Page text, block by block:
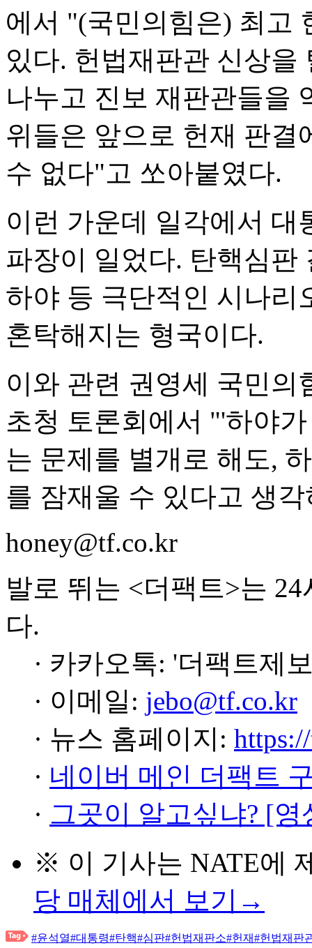
에서 "(국민의힘은) 최고
있다. 헌법재판관 신상을
나누고 진보 재판관들을
위들은 앞으로 헌재 판결
수 없다"고 쏘아붙였다.
이런 가운데 일각에서 대
파장이 일었다. 탄핵심판
하야 등 극단적인 시나리
혼탁해지는 형국이다.
이와 관련 권영세 국민의
초청 토론회에서 "'하야
는 문제를 별개로 해도,
를 잠재울 수 있다고 생
honey@tf.co.kr
발로 뛰는 <더팩트>는
다.
· 카카오톡: '더팩트제
· 이메일: jebo@tf.co.kr
· 뉴스 홈페이지:
· 네이버 메인 더팩트
· 그곳이 알고싶냐? [
※ 이 기사는 NATE에
당 매체에서 보기→
#윤석열#대통령#탄핵#심판#헌법재판소#헌재#헌법재판